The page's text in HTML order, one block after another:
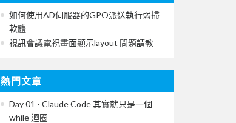
如何使用AD伺服器的GPO派送執行弱掃
軟體
視訊會議電視畫面顯示layout 問題請教
熱門文章
Day 01 - Claude Code 其實就只是一個
while 迴圈